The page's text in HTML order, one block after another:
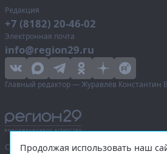
Редакция
+7 (8182) 20-46-02
Электронная почта
info@region29.ru
Главный редактор — Журавлёв Константин
Сетевое издание «Информационное
Продолжая использовать наш